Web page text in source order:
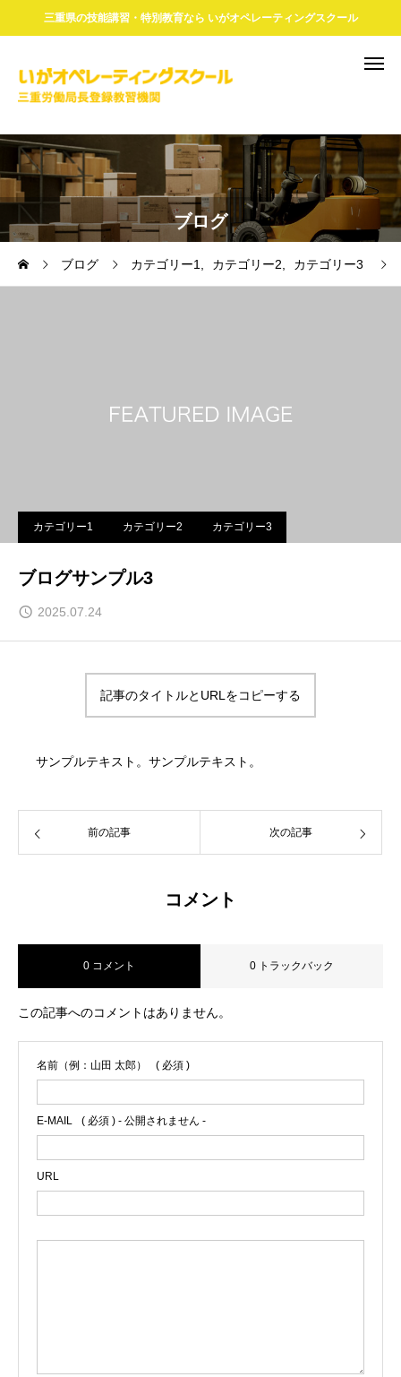
三重県の技能講習・特別教育なら いがオペレーティングスクール
ブログ
ブログ カテゴリー1 カテゴリー2 カテゴリー3
カテゴリー1 カテゴリー2 カテゴリー3
ブログサンプル3
2025.07.24
記事のタイトルとURLをコピーする
サンプルテキスト。サンプルテキスト。
前の記事 次の記事
コメント
0 コメント 0 トラックバック
この記事へのコメントはありません。
名前（例：山田 太郎） ( 必須 )
E-MAIL ( 必須 ) - 公開されません -
URL